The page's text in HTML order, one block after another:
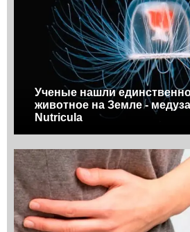
Ученые нашли
животное на Земле -
Nutricula